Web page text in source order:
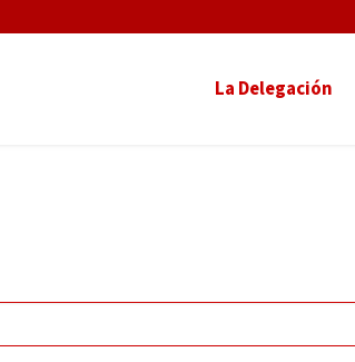
La Delegación